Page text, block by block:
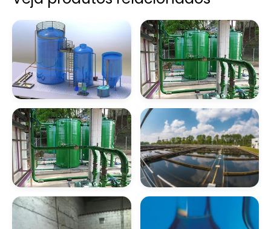
Empresa De
Tratamento De
Efluentes
Empresa
Tratamento De
Efluentes
Empresas De
Tratamento De
Efluentes Em Sp
Empresas
Tratamento De
Efluentes Industriais